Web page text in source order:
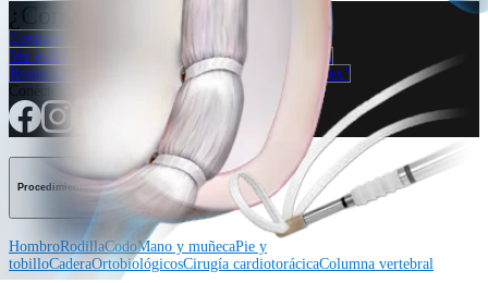
¿Cómo podemos ayudarlo?
Contacte a un representante
Ver eventos, laboratorios y oportunidades educativas
Regístrese para recibir: ¿Qué hay de nuevo en Arthrex?
Procedimiento
HombroRodillaCodoMano y muñecaPie y
tobilloCaderaOrtobiológicosCirugía cardiotorácicaColumna vertebral